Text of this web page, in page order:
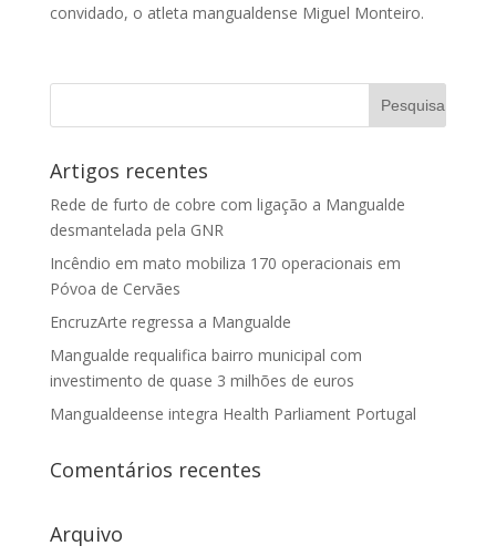
convidado, o atleta mangualdense Miguel Monteiro.
Artigos recentes
Rede de furto de cobre com ligação a Mangualde
desmantelada pela GNR
Incêndio em mato mobiliza 170 operacionais em
Póvoa de Cervães
EncruzArte regressa a Mangualde
Mangualde requalifica bairro municipal com
investimento de quase 3 milhões de euros
Mangualdeense integra Health Parliament Portugal
Comentários recentes
Arquivo